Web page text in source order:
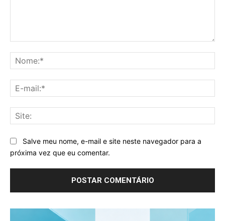
Salve meu nome, e-mail e site neste navegador para a
próxima vez que eu comentar.